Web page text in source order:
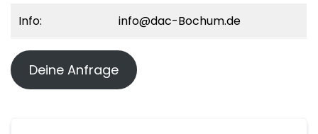
Info: info@dac-Bochum.de
Deine Anfrage